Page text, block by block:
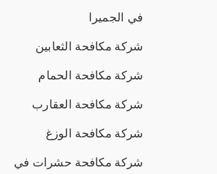
في الجميرا
شركة مكافحة الثعابين
شركة مكافحة الحمام
شركة مكافحة العقارب
شركة مكافحة الوزغ
شركة مكافحة حشرات في